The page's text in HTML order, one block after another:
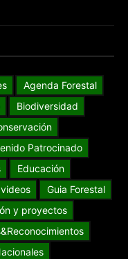
Agenda Forestal
Biodiversidad
Patrocinado
Educación
Guia Forestal
y proyectos